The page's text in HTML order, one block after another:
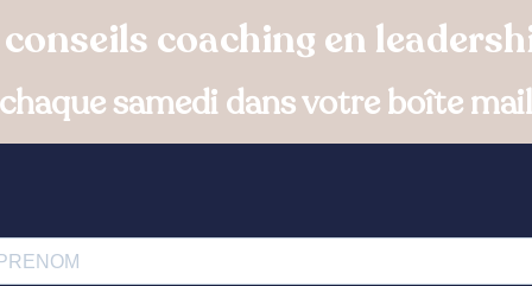
conseils coaching en
chaque samedi dans votre boîte mail